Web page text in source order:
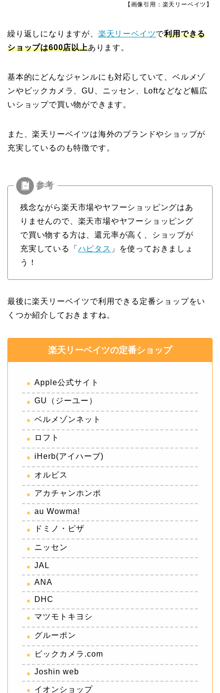
【画像引用：楽天リーベイツ】
繰り返しになりますが、 楽天リーベイツで利用できる
ショップは600店以上あります。
基本的にどんなジャンルにも対応していて、ベルメゾ
ンやビックカメラ、GU、ニッセン、Loftなどなど幅広
いショップで買い物ができます。
また、楽天リーベイツは海外のブランドやショップが
充実しているのも特徴です。
残念ながら楽天市場やヤフーショッピングはあ
りませんので、楽天市場やヤフーショッピング
で買い物する方は、還元率が高く、ショップが
充実している「 ハピタス 」を使っておきましょ
う！
最後に楽天リーベイツで利用できる定番ショップをい
くつか紹介しておきますね。
楽天リーベイツの定番ショップ
Apple公式サイト
GU（ジーユー）
ベルメゾンネット
ロフト
iHerb(アイハーブ)
オルビス
アカチャンホンポ
au Wowma!
ドミノ・ピザ
ニッセン
JAL
ANA
DHC
マツモトキヨシ
グルーポン
ビックカメラ.com
Joshin web
イオンショップ